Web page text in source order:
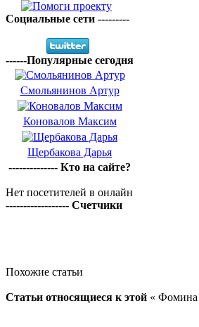
Социальные сети ---------
------Популярные сегодня
Смольянинов Артур
Коновалов Максим
Щербакова Дарья
-------------- Кто на сайте?
Нет посетителей в онлайн
------------------ Счетчики
Похожие статьи
Статьи относящиеся к этой «